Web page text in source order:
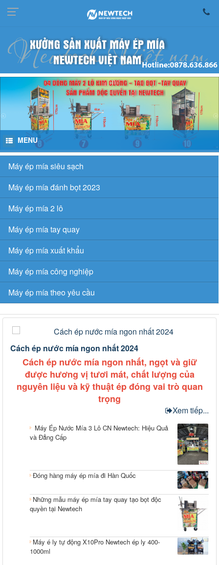
MENU
Máy ép mía siêu sạch
Máy ép mía đánh bọt 2023
Máy ép mía 2 lô
Máy ép mía tay quay
Máy ép mía xuất khẩu
Máy ép mía công nghiệp
Máy ép mía theo yêu cầu
Cách ép nước mía ngon nhất 2024
Cách ép nước mía ngon nhất, ngọt và giữ
được hương vị tươi mát, chất lượng của
nguyên liệu và kỹ thuật ép đóng vai trò quan
trọng
Xem tiếp...
Máy Ép Nước Mía 3 Lô CN Newtech: Hiệu Quả
và Đẳng Cấp
Đóng hàng máy ép mía đi Hàn Quốc
Những mẫu máy ép mía tay quay tạo bọt độc
quyền tại Newtech
Máy é ly tự động X10Pro Newtech ép ly 400-
1000ml